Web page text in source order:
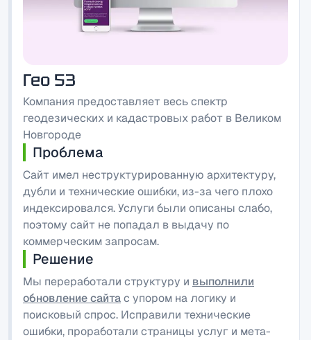
Гео 53
Компания предоставляет весь спектр
геодезических и кадастровых работ в Великом
Новгороде
Проблема
Сайт имел неструктурированную архитектуру,
дубли и технические ошибки, из-за чего плохо
индексировался. Услуги были описаны слабо,
поэтому сайт не попадал в выдачу по
коммерческим запросам.
Решение
Мы переработали структуру и выполнили
обновление сайтас упором на логику и
поисковый спрос. Исправили технические
ошибки, проработали страницы услуг и мета-